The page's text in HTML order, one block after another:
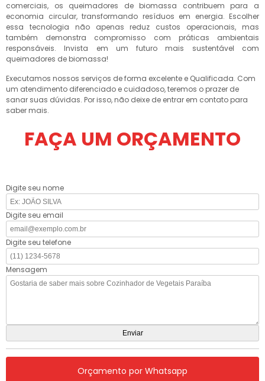
comerciais, os queimadores de biomassa contribuem para a
economia circular, transformando resíduos em energia. Escolher
essa tecnologia não apenas reduz custos operacionais, mas
também demonstra compromisso com práticas ambientais
responsáveis. Invista em um futuro mais sustentável com
queimadores de biomassa!
Executamos nossos serviços de forma excelente e Qualificada. Com
um atendimento diferenciado e cuidadoso, teremos o prazer de
sanar suas dúvidas. Por isso, não deixe de entrar em contato para
saber mais.
FAÇA UM ORÇAMENTO
Digite seu nome
Digite seu email
Digite seu telefone
Mensagem
Orçamento por Whatsapp